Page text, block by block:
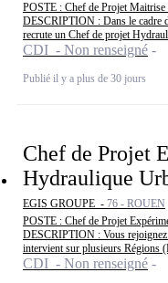
POSTE : Chef de Projet
DESCRIPTION : Dans le cadre
recrute un Chef de projet
CDI - Non renseigné
Publié il y a plus de 30 jours
Chef de Projet
Hydraulique
EGIS GROUPE - 76 - ROUEN
POSTE : Chef de Projet
DESCRIPTION : Vous
intervient sur plusieurs Régions
CDI - Non renseigné